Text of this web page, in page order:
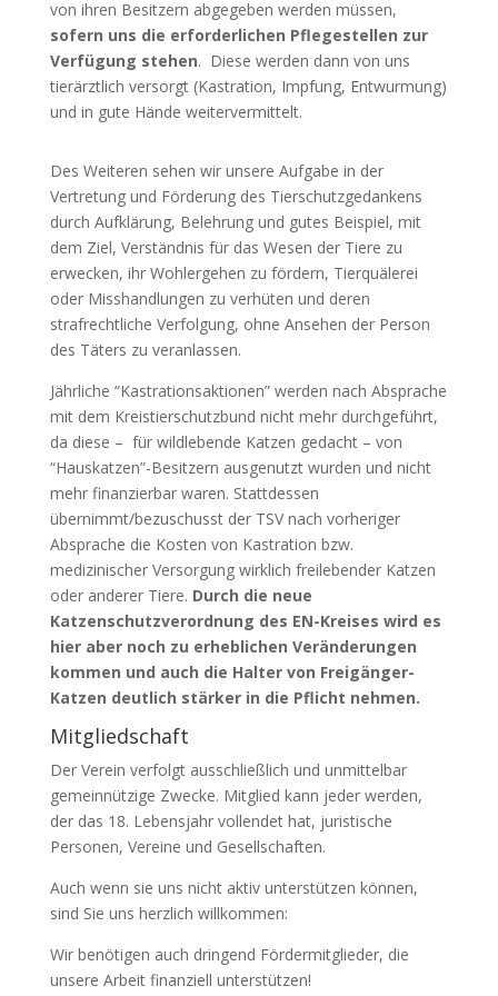
von ihren Besitzern abgegeben werden müssen,
sofern uns die erforderlichen Pflegestellen zur
Verfügung stehen. Diese werden dann von uns
tierärztlich versorgt (Kastration, Impfung, Entwurmung)
und in gute Hände weitervermittelt.
Des Weiteren sehen wir unsere Aufgabe in der
Vertretung und Förderung des Tierschutzgedankens
durch Aufklärung, Belehrung und gutes Beispiel, mit
dem Ziel, Verständnis für das Wesen der Tiere zu
erwecken, ihr Wohlergehen zu fördern, Tierquälerei
oder Misshandlungen zu verhüten und deren
strafrechtliche Verfolgung, ohne Ansehen der Person
des Täters zu veranlassen.
Jährliche “Kastrationsaktionen” werden nach Absprache
mit dem Kreistierschutzbund nicht mehr durchgeführt,
da diese – für wildlebende Katzen gedacht – von
“Hauskatzen”-Besitzern ausgenutzt wurden und nicht
mehr finanzierbar waren. Stattdessen
übernimmt/bezuschusst der TSV nach vorheriger
Absprache die Kosten von Kastration bzw.
medizinischer Versorgung wirklich freilebender Katzen
oder anderer Tiere. Durch die neue
Katzenschutzverordnung des EN-Kreises wird es
hier aber noch zu erheblichen Veränderungen
kommen und auch die Halter von Freigänger-
Katzen deutlich stärker in die Pflicht nehmen.
Mitgliedschaft
Der Verein verfolgt ausschließlich und unmittelbar
gemeinnützige Zwecke. Mitglied kann jeder werden,
der das 18. Lebensjahr vollendet hat, juristische
Personen, Vereine und Gesellschaften.
Auch wenn sie uns nicht aktiv unterstützen können,
sind Sie uns herzlich willkommen:
Wir benötigen auch dringend Fördermitglieder, die
unsere Arbeit finanziell unterstützen!